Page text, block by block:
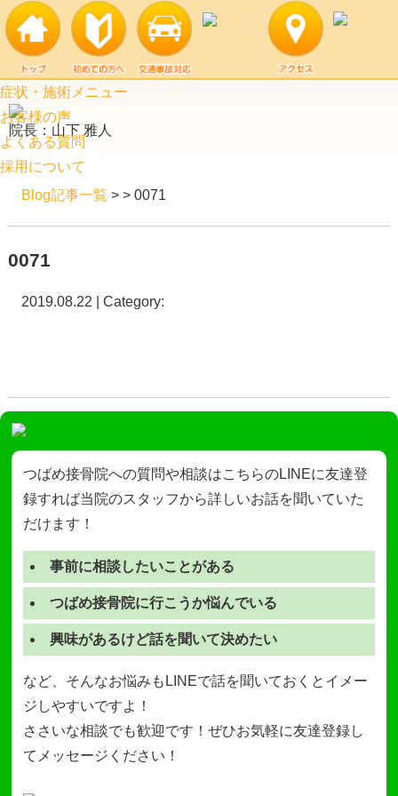
症状・施術メニュー
お客様の声
よくある質問
採用について
院長：山下 雅人
Blog記事一覧 > > 0071
0071
2019.08.22 | Category:
つばめ接骨院への質問や相談はこちらのLINEに友達登
録すれば当院のスタッフから詳しいお話を聞いていた
だけます！
事前に相談したいことがある
つばめ接骨院に行こうか悩んでいる
興味があるけど話を聞いて決めたい
など、そんなお悩みもLINEで話を聞いておくとイメー
ジしやすいですよ！
ささいな相談でも歓迎です！ぜひお気軽に友達登録し
てメッセージください！